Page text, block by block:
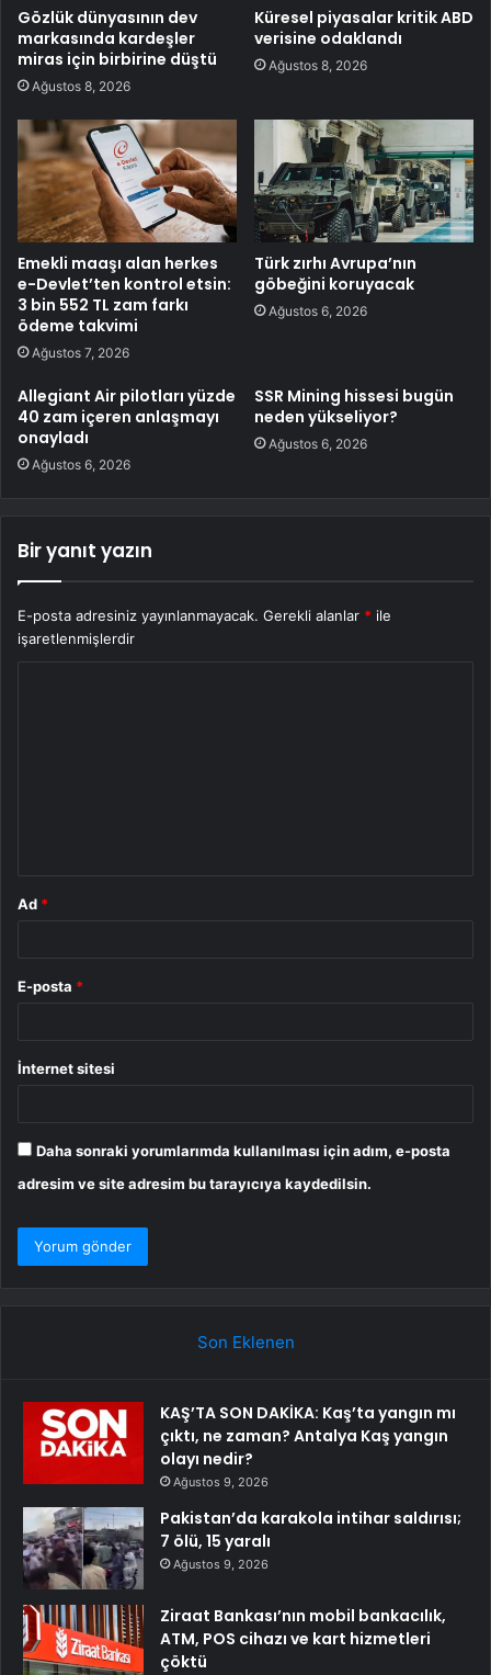
Gözlük dünyasının dev
markasında kardeşler
miras için birbirine düştü
Ağustos 8, 2026
Küresel piyasalar kritik ABD
verisine odaklandı
Ağustos 8, 2026
Emekli maaşı alan herkes
e-Devlet’ten kontrol etsin:
3 bin 552 TL zam farkı
ödeme takvimi
Ağustos 7, 2026
Türk zırhı Avrupa’nın
göbeğini koruyacak
Ağustos 6, 2026
Allegiant Air pilotları yüzde
40 zam içeren anlaşmayı
onayladı
Ağustos 6, 2026
SSR Mining hissesi bugün
neden yükseliyor?
Ağustos 6, 2026
Bir yanıt yazın
E-posta adresiniz yayınlanmayacak. Gerekli alanlar * ile
işaretlenmişlerdir
Ad *
E-posta *
İnternet sitesi
Daha sonraki yorumlarımda kullanılması için adım, e-posta
adresim ve site adresim bu tarayıcıya kaydedilsin.
Son Eklenen
KAŞ’TA SON DAKİKA: Kaş’ta yangın mı
çıktı, ne zaman? Antalya Kaş yangın
olayı nedir?
Ağustos 9, 2026
Pakistan’da karakola intihar saldırısı;
7 ölü, 15 yaralı
Ağustos 9, 2026
Ziraat Bankası’nın mobil bankacılık,
ATM, POS cihazı ve kart hizmetleri
çöktü